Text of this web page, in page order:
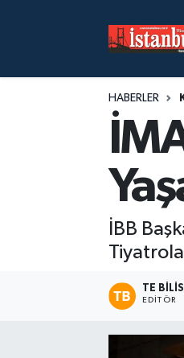
HABERLER
İBB
TE
EDITÖR